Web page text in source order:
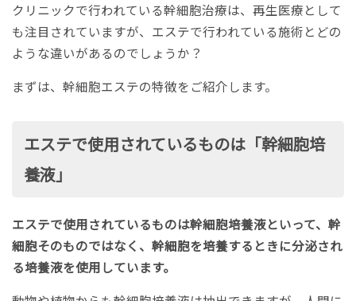
クリニックで行われている幹細胞治療は、再生医療として
も注目されていますが、エステで行われている施術とどの
ような違いがあるのでしょうか？
まずは、幹細胞エステの特徴をご紹介します。
エステで使用されているものは「幹細胞培
養液」
エステで使用されているものは幹細胞培養液といって、幹
細胞そのものではなく、幹細胞を培養するときに分泌され
る培養液を使用しています。